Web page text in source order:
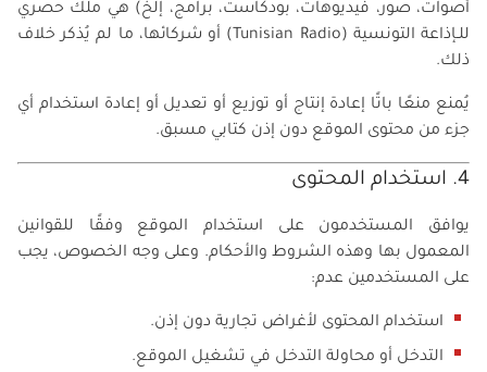
أصوات، صور، فيديوهات، بودكاست، برامج، إلخ) هي ملك حصري
للـإذاعة التونسية (Tunisian Radio) أو شركائها، ما لم يُذكر خلاف
ذلك.
يُمنع منعًا باتًا إعادة إنتاج أو توزيع أو تعديل أو إعادة استخدام أي
جزء من محتوى الموقع دون إذن كتابي مسبق.
4. استخدام المحتوى
يوافق المستخدمون على استخدام الموقع وفقًا للقوانين
المعمول بها وهذه الشروط والأحكام. وعلى وجه الخصوص، يجب
على المستخدمين عدم:
استخدام المحتوى لأغراض تجارية دون إذن.
التدخل أو محاولة التدخل في تشغيل الموقع.